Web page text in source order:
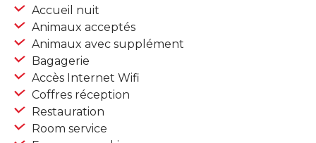
Accueil nuit
Animaux acceptés
Animaux avec supplément
Bagagerie
Accès Internet Wifi
Coffres réception
Restauration
Room service